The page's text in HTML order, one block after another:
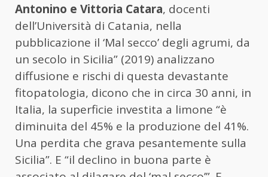
Antonino e Vittoria Catara, docenti
dell’Università di Catania, nella
pubblicazione il ‘Mal secco’ degli agrumi, da
un secolo in Sicilia” (2019) analizzano
diffusione e rischi di questa devastante
fitopatologia, dicono che in circa 30 anni, in
Italia, la superficie investita a limone “è
diminuita del 45% e la produzione del 41%.
Una perdita che grava pesantemente sulla
Sicilia”. E “il declino in buona parte è